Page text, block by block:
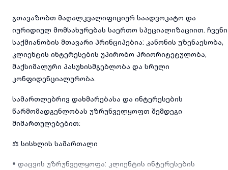
გთავაზობთ მაღალკვალიფიციურ საადვოკატო და
იურიდიულ მომსახურებას საერთო სპეციალიზაციით. ჩვენი
საქმიანობის მთავარი პრინციპებია: კანონის უზენაესობა,
კლიენტის ინტერესების უპირობო პრიორიტეტულობა,
მაქსიმალური პასუხისმგებლობა და სრული
კონფიდენციალურობა.
სამართლებრივ დახმარებასა და ინტერესების
წარმომადგენლობას უზრუნველყოფთ შემდეგი
მიმართულებებით:
⚖️ სისხლის სამართალი
• დაცვის უზრუნველყოფა: კლიენტის ინტერესების